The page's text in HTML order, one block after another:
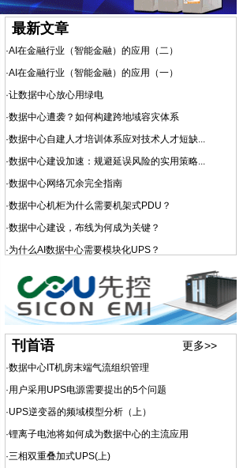
最新文章
·AI在金融行业（智能金融）的应用（二）
·AI在金融行业（智能金融）的应用（一）
·让数据中心放心用绿电
·数据中心遭袭？如何构建跨地域容灾体系
·数据中心自建人才培训体系应对技术人才短缺...
·数据中心建设加速：规避延误风险的实用策略...
·数据中心网络冗余完全指南
·数据中心机柜为什么需要机架式PDU？
·数据中心建设，布线为何成为关键？
·为什么AI数据中心需要模块化UPS？
刊首语 更多>>
·数据中心IT机房末端气流组织管理
·用户采用UPS电源需要提出的5个问题
·UPS逆变器的频域模型分析（上）
·锂离子电池将如何成为数据中心的主流应用
·三相双重叠加式UPS(上)